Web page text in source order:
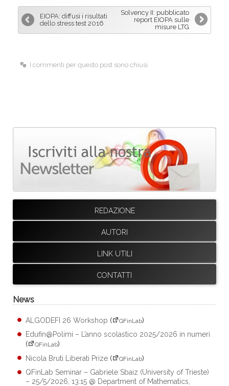
b
o
o
e
d
I
l
EIOPA: diffusi i risultati
dello stress test 2016
Solvency II: pubblicato
report EIOPA sulle
misure LTG
I commenti per questo post sono chiusi
REDAZIONE
AUTORI
LINK UTILI
CONTATTI
News
ALGODEFI 26 Workshop ( QFinLab)
Edufin@Polimi – L’anno scolastico 2025/2026 in numeri
(
QFinLab)
Nicola Bruti Liberati Prize ( QFinLab)
QFinLab Seminar – Gabriele Sbaiz (University of Trieste)
– 25/5/2026, 13:15 @ Department of Mathematics,